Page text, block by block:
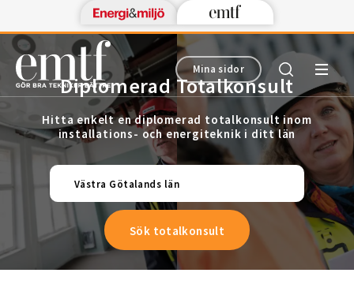
Mina sidor
Diplomerad Totalkonsult
Hitta enkelt en diplomerad totalkonsult inom
installations- och energiteknik i ditt län
Västra Götalands län